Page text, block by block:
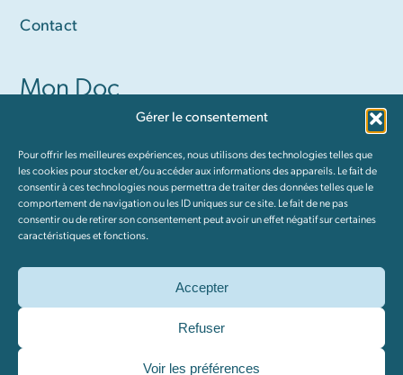
Gérer le consentement
Pour offrir les meilleures expériences, nous utilisons des technologies telles que
les cookies pour stocker et/ou accéder aux informations des appareils. Le fait de
consentir à ces technologies nous permettra de traiter des données telles que le
comportement de navigation ou les ID uniques sur ce site. Le fait de ne pas
consentir ou de retirer son consentement peut avoir un effet négatif sur certaines
caractéristiques et fonctions.
Accepter
Refuser
Voir les préférences
Contact
Mon Doc
Communiquer avec mon médecin (membres
PREMIUM seulement)
Conditions et modalités
Tous droits réservés © 2026 Mon Doc | Fait avec ❤️ par
Ce site est protégé par reCAPTCHA. Lesrègles de confidentialité